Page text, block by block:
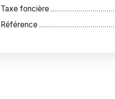
Taxe foncière
Référence